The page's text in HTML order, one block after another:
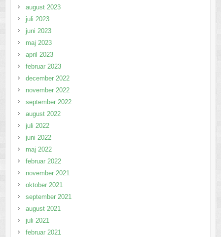
august 2023
juli 2023
juni 2023
maj 2023
april 2023
februar 2023
december 2022
november 2022
september 2022
august 2022
juli 2022
juni 2022
maj 2022
februar 2022
november 2021
oktober 2021
september 2021
august 2021
juli 2021
februar 2021